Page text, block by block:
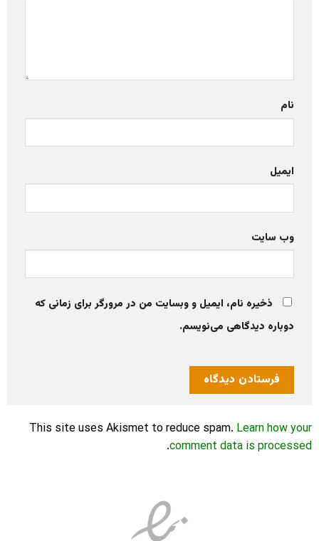
نام
ایمیل
وب‌ سایت
ذخیره نام، ایمیل و وبسایت من در مرورگر برای زمانی که
دوباره دیدگاهی می‌نویسم.
This site uses Akismet to reduce spam. Learn how your
comment data is processed
.